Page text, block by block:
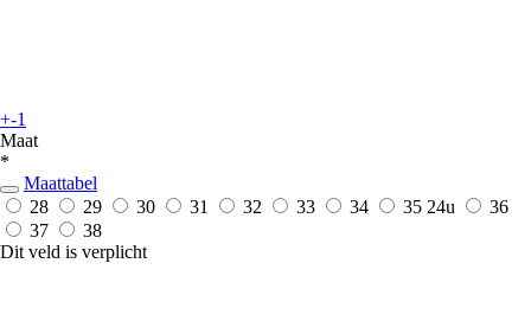
+-1
Maat
*
Maattabel
28
29 30 31 32 33 34 35 24u
36
37
38
Dit veld is verplicht